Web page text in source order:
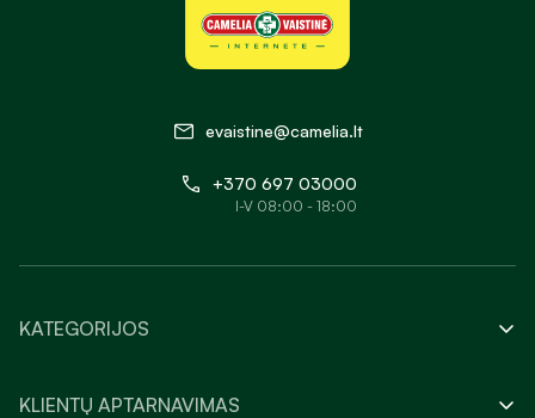
evaistine@camelia.lt
+370 697 03000
I-V 08:00 - 18:00
KATEGORIJOS
KLIENTŲ APTARNAVIMAS